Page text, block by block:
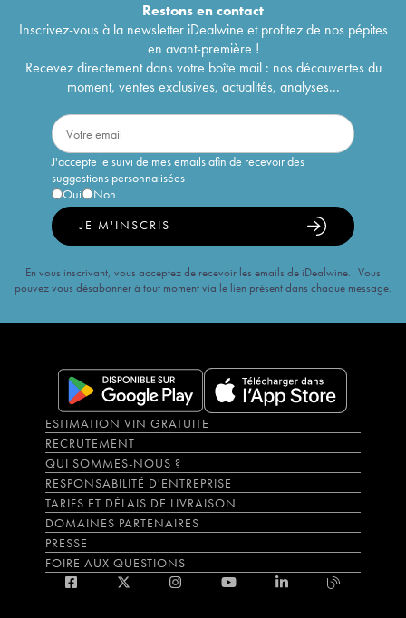
Restons encontact
Inscrivez-vous à la newsletter iDealwine et profitez de nos pépites
en avant-première !
Recevez directement dans votre boîte mail : nos découvertes du
moment, ventes exclusives, actualités, analyses...
J'accepte le suivi de mes emails afin de recevoir des
suggestions personnalisées
Oui
Non
JE M'INSCRIS
En vous inscrivant, vous acceptez de recevoir les emails de iDealwine. Vous
pouvez vous désabonner à tout moment via le lien présent dans chaque message.
ESTIMATION VIN GRATUITE
RECRUTEMENT
QUI SOMMES-NOUS ?
RESPONSABILITÉ D'ENTREPRISE
TARIFS ET DÉLAIS DE LIVRAISON
DOMAINES PARTENAIRES
PRESSE
FOIRE AUX QUESTIONS